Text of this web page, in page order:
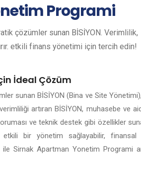
Programi
çözümler sunan BİSİYON. Verimlilik,
etkili finans yönetimi için tercih edin!
İdeal Çözüm
sunan BİSİYON (Bina ve Site
artıran BİSİYON, muhasebe ve
ve teknik destek gibi özellikler
bir yönetim sağlayabilir, finansal
ile Sirnak Apartman Yonetim Programi